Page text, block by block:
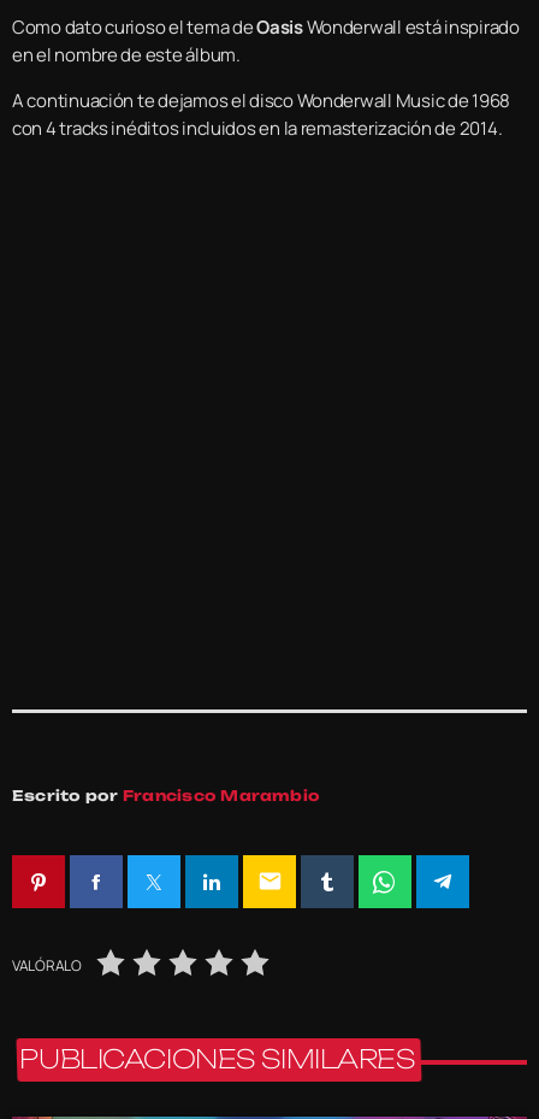
Como dato curioso el tema deOasisWonderwall está inspirado
en el nombre de este álbum.
A continuación te dejamos el disco Wonderwall Music de 1968
con 4 tracks inéditos incluidos en la remasterización de 2014.
Escrito por Francisco Marambio
email
VALÓRALO
PUBLICACIONES SIMILARES